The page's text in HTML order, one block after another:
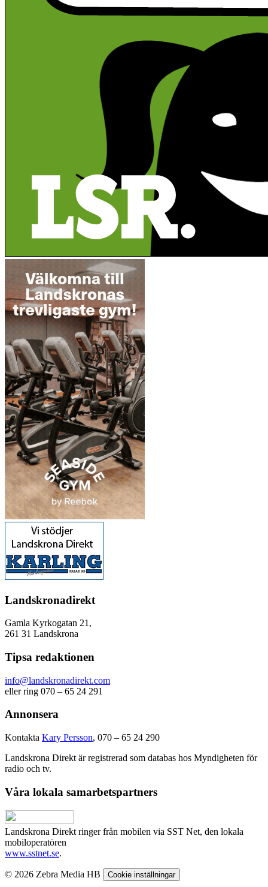
Landskronadirekt
Gamla Kyrkogatan 21,
261 31 Landskrona
Tipsa redaktionen
info@landskronadirekt.com
eller ring 070 – 65 24 291
Annonsera
Kontakta Kary Persson, 070 – 65 24 290
Landskrona Direkt är registrerad som databas hos Myndigheten för
radio och tv.
Våra lokala samarbetspartners
Landskrona Direkt ringer från mobilen via SST Net, den lokala
mobiloperatören
www.sstnet.se.
© 2026 Zebra Media HB Cookie inställningar